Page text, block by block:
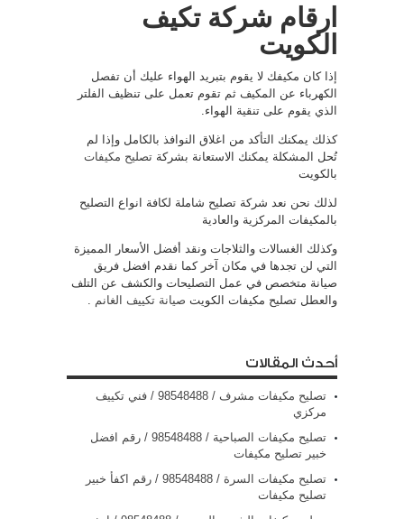
ارقام شركة تكيف
الكويت
إذا كان مكيفك لا يقوم بتبريد الهواء عليك أن تفصل
الكهرباء عن المكيف ثم تقوم تعمل على تنظيف الفلتر
الذي يقوم على تنقية الهواء.
كذلك يمكنك التأكد من اغلاق النوافذ بالكامل وإذا لم
تُحل المشكلة يمكنك الاستعانة بشركة تصليح مكيفات
بالكويت
لذلك نحن نعد شركة تصليح شاملة لكافة انواع التصليح
بالمكيفات المركزية والعادية
وكذلك الغسالات والثلاجات ونقد أفضل الأسعار المميزة
التي لن تجدها في مكان آخر كما نقدم افضل فريق
صيانة متخصص في عمل التصليحات والكشف عن التلف
والعطل تصليح مكيفات الكويت صيانة تكييف الغانم
أحدث المقالات
تصليح مكيفات مشرف / 98548488 / فني تكييف
مركزي
تصليح مكيفات الصباحية / 98548488 / رقم افضل
خبير تصليح مكيفات
تصليح مكيفات السرة / 98548488 / رقم اكفأ خبير
تصليح مكيفات